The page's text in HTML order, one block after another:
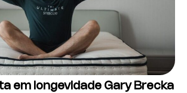
em longevidade Gary Brecka